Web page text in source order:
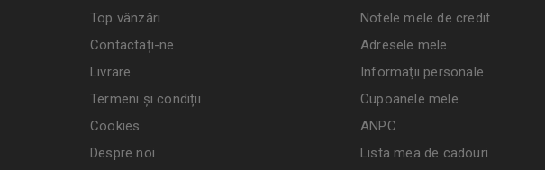
Top vânzări
Contactați-ne
Livrare
Termeni și condiții
Cookies
Despre noi
Notele mele de credit
Adresele mele
Informaţii personale
Cupoanele mele
ANPC
Lista mea de cadouri